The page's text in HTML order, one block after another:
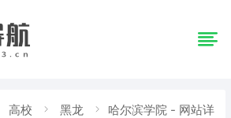
高校 黑龙 哈尔滨学院 - 网站详